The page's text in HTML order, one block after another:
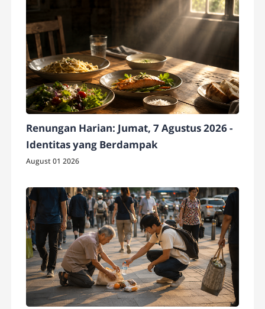
Renungan Harian: Jumat, 7 Agustus 2026 -
Identitas yang Berdampak
August 01 2026